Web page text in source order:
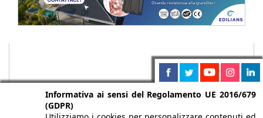
Informativa ai sensi del Regolamento UE 2016/679
(GDPR)